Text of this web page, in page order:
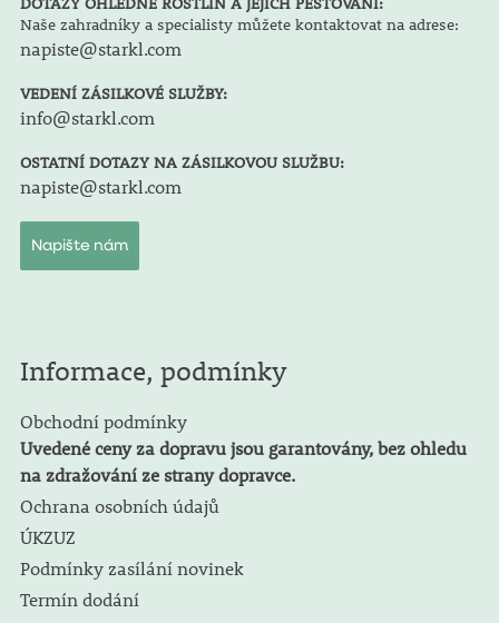
Naše zahradníky a specialisty můžete kontaktovat na adrese:
napiste@starkl.com
VEDENÍ ZÁSILKOVÉ SLUŽBY:
info@starkl.com
OSTATNÍ DOTAZY NA ZÁSILKOVOU SLUŽBU:
napiste@starkl.com
Napište nám
Informace, podmínky
Obchodní podmínky
Uvedené ceny za dopravu jsou garantovány, bez ohledu
na zdražování ze strany dopravce.
Ochrana osobních údajů
ÚKZUZ
Podmínky zasílání novinek
Termín dodání